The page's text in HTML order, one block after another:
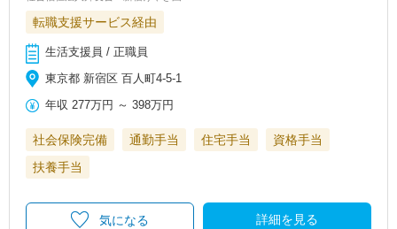
転職支援サービス経由
生活支援員 / 正職員
東京都 新宿区 百人町4-5-1
年収 277万円 ～398万円
社会保険完備 通勤手当 住宅手当
資格手当
扶養手当
詳細を見る
気になる